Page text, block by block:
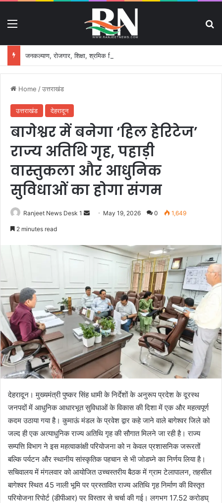
Home /उत्तराखंड
उत्तराखंड देहरादून
बागेश्वर में बनेगा ‘हिल हेरिटेज’
राज्य अतिथि गृह, पहाड़ी
वास्तुकला और आधुनिक
सुविधाओं का होगा संगम
Ranjeet News Desk 1
d
m
a
i
l
May 19, 2026 0 1,649
2 minutes read
देहरादून। मुख्यमंत्री पुष्कर सिंह धामी के निर्देशों के अनुरूप प्रदेश के दूरस्थ
जनपदों में आधुनिक आधारभूत सुविधाओं के विकास की दिशा में एक और महत्वपूर्ण
कदम उठाया गया है। कुमाऊं मंडल के प्रवेश द्वार कहे जाने वाले बागेश्वर जिले को
जल्द ही एक अत्याधुनिक राज्य अतिथि गृह की सौगात मिलने जा रही है। राज्य
सम्पत्ति विभाग ने इस महत्वाकांक्षी परियोजना को न केवल प्रशासनिक जरूरतों
बल्कि पर्यटन और स्थानीय सांस्कृतिक पहचान से भी जोडघ्ने का निर्णय लिया है।
सचिवालय में मंगलवार को आयोजित उच्चस्तरीय बैठक में ग्राम टेलापालन, तहसील
बागेश्वर स्थित 45 नाली भूमि पर प्रस्तावित राज्य अतिथि गृह निर्माण की विस्तृत
परियोजना रिपोर्ट (डीपीआर) पर विस्तार से चर्चा की गई। लगभग 17.52 करोडघ्